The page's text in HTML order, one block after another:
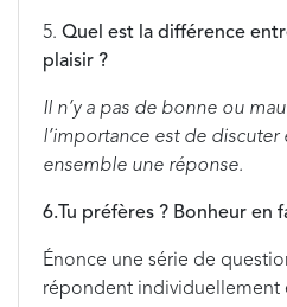
5. Quel est la différence
plaisir ?
Il n’y a pas de bonne ou
l’importance est de
ensemble une réponse.
6.Tu préfères ? Bonheur en
Énonce une série de
répondent individuellement